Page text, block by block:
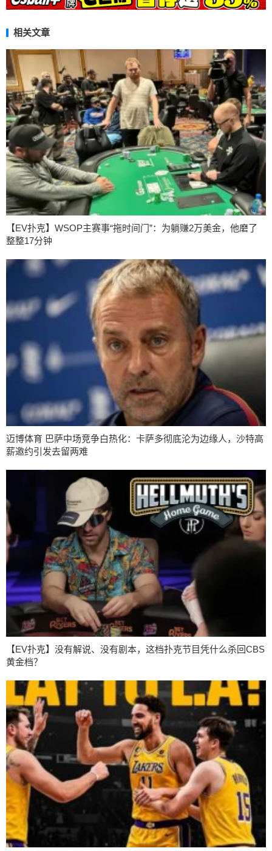
相关文章
【EV扑克】WSOP主赛事“拖时间门”：为躺赚2万美金，他磨了
整整17分钟
迈博体育 巴萨中场竞争白热化：卡萨多彻底沦为边缘人，沙特高
薪邀约引发去留两难
【EV扑克】没有解说、没有剧本，这档扑克节目凭什么杀回CBS
黄金档？